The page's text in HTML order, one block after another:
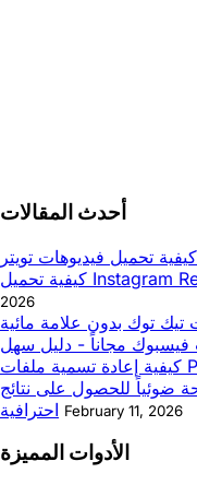
أحدث المقالات
2026
تيك توك بدون علامة مائية
فيسبوك مجاناً - دليل سهل
ضوئياً للحصول على نتائج
احترافية February 11, 2026
الأدوات المميزة